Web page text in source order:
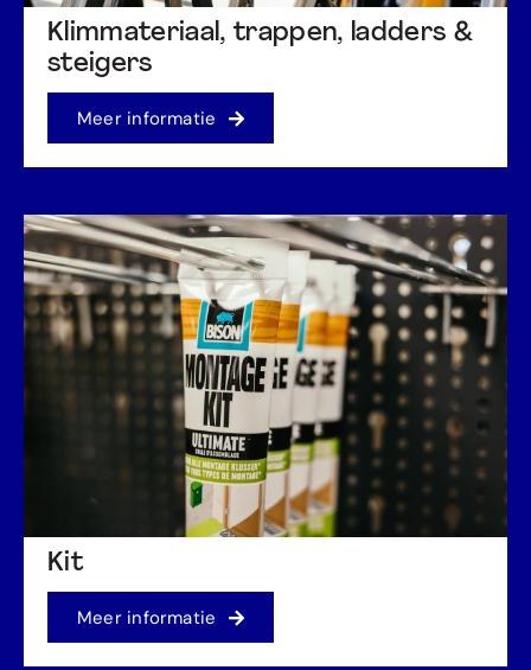
Klimmateriaal, trappen, ladders &
steigers
Meer informatie
Kit
Meer informatie